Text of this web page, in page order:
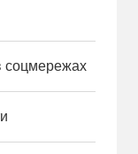
соцмережах